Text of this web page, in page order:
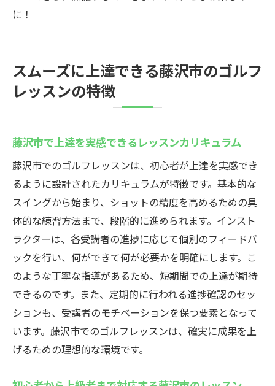
藤沢市の魅力的なレッスン内容でゴルフを
始めよう
ゴルフ初心者に最適な藤沢市のレッスンで新し
藤沢市で新しい一歩を踏み出すゴルフ初心
者のためのレッスン
藤沢市の初心者向けレッスンでゴルフを楽
しもう
藤沢市のレッスンで初心者が新しい趣味を
見つける方法
藤沢市でのゴルフ初心者レッスンのステッ
プガイド
初心者に最適な藤沢市のゴルフレッスンの
魅力
藤沢市でのゴルフ初心者向けレッスンで一
に！
スムーズに上達できる藤沢市のゴルフ
レッスンの特徴
藤沢市で上達を実感できるレッスンカリキュラム
藤沢市でのゴルフレッスンは、初心者が上達を実感でき
るように設計されたカリキュラムが特徴です。基本的な
スイングから始まり、ショットの精度を高めるための具
体的な練習方法まで、段階的に進められます。インスト
ラクターは、各受講者の進捗に応じて個別のフィードバ
ックを行い、何ができて何が必要かを明確にします。こ
のような丁寧な指導があるため、短期間での上達が期待
できるのです。また、定期的に行われる進捗確認のセッ
ションも、受講者のモチベーションを保つ要素となって
います。藤沢市でのゴルフレッスンは、確実に成果を上
げるための理想的な環境です。